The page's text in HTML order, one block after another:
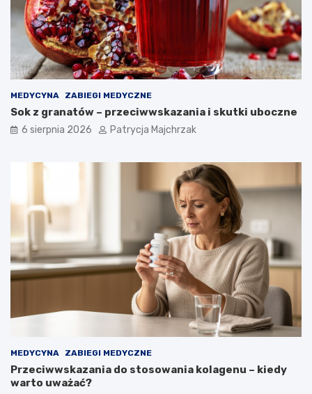
MEDYCYNA ZABIEGI MEDYCZNE
Sok z granatów – przeciwwskazania i skutki uboczne
6 sierpnia 2026 Patrycja Majchrzak
MEDYCYNA ZABIEGI MEDYCZNE
Przeciwwskazania do stosowania kolagenu – kiedy
warto uważać?